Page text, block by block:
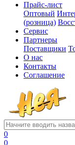
Прайс-лист
Оптовый
(розница)
Сервис
Партнеры
Поставщики
О нас
Контакты
Соглашение
0
0